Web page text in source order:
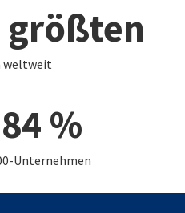
größten
weltweit
%
Unternehmen